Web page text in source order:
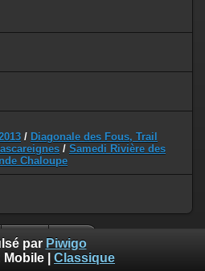
/ Diagonale des Fous, Trail
/ Samedi Rivière des
Chaloupe
par Piwigo
Mobile Classique